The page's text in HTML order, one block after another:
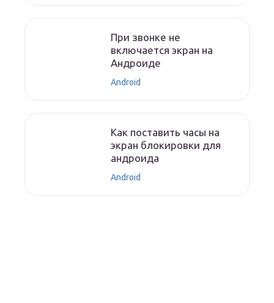
При звонке не
включается экран на
Андроиде
Android
Как поставить часы на
экран блокировки для
андроида
Android